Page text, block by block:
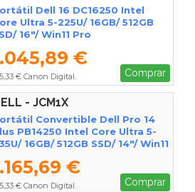
Dell 16 DC16250 Intel
Ultra 5-225U/ 16GB/ 512GB
16"/ Win11 Pro
€
€ Canon Digital. Comprar
- JCM1X
Convertible Dell Pro 14
PB14250 Intel Core Ultra 5-
16GB/ 512GB SSD/ 14"/ Win11
€
€ Canon Digital. Comprar